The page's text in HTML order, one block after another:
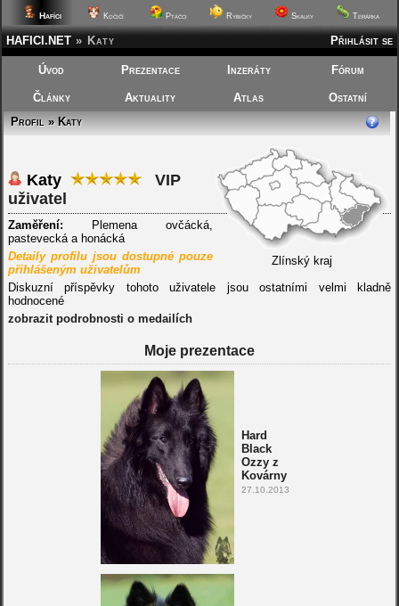
Hafíci Kočičí Ptáčci Rybičky Skalky Terárka
Přihlásit se
HAFICI.NET » Katy
Úvod Prezentace Inzeráty Fórum
Články Aktuality Atlas
Ostatní
Profil » Katy
Zlínský kraj
Katy
VIP
uživatel
Zaměření: Plemena ovčácká,
pastevecká a honácká
Detaily profilu jsou dostupné pouze
přihlášeným uživatelům
Diskuzní příspěvky tohoto uživatele jsou ostatními velmi kladně
hodnocené
zobrazit podrobnosti o medailích
Moje prezentace
Hard
Black
Ozzy z
Kovárny
27.10.2013